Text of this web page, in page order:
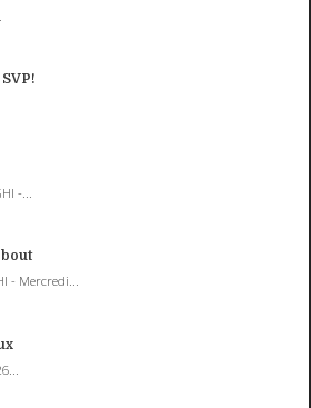
-...
- Mercredi...